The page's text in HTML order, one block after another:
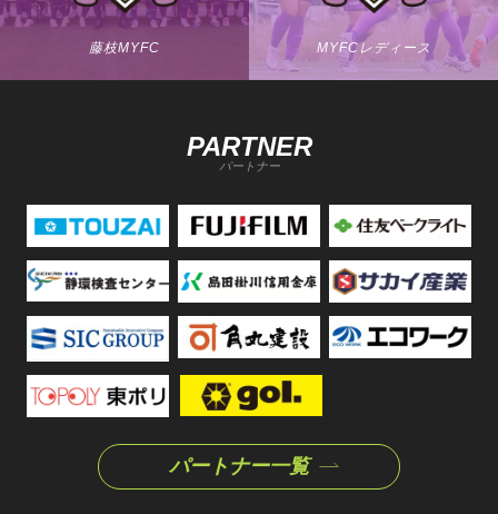
藤枝MYFC MYFCレディース
PARTNER
パートナー
パートナー一覧